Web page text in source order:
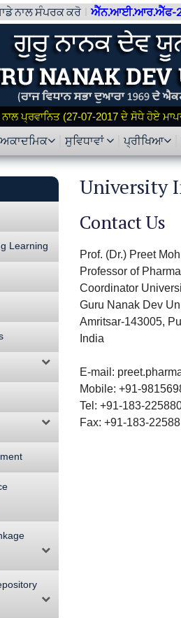
ਨਾਲ ਸੰਪਰਕ ਕਰੋ ਐੱਨ.ਆਈ.ਆਰ.ਐੱਫ-
ਪ੍ਰਵਾਨਿਤ (27-07-2017 ਦੇ ਸੋਧੇ ਹੋਏ
ਅਕਾਦਮਿਕ ਸੁਵਿਧਾਵਾਂ ਪ੍ਰੀਖਿਆ
Learning
University
Contact Us
Prof. (Dr.) Preet
Professor of
Coordinator
Guru Nanak Dev
Amritsar-143005,
India
E-mail:
Mobile: +91-
Tel: +91-183-
Fax: +91-183-